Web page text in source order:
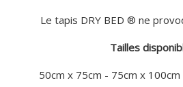
Le tapis DRY BED ® ne
Tailles
50cm x 75cm - 75cm x